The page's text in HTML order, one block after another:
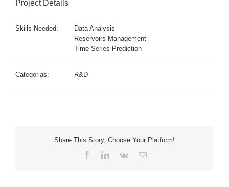
Project Details
Skills Needed:
Data Analysis
Reservoirs Management
Time Series Prediction
Categorias: R&D
Share This Story, Choose Your Platform!
FacebookLinkedIn
Vk
E-